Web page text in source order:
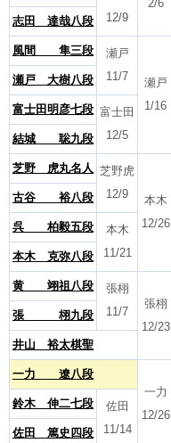
2/6
12/9
志田 達哉八段
風間 隼三段
瀬戸
11/7
瀬戸
1/16
瀬戸 大樹八段
富士田明彦七段 富士田
12/5
結城 聡九段
芝野 虎丸名人 芝野虎
12/9
本木
12/26
古谷 裕八段
呉 柏毅五段
本木
11/21
本木 克弥八段
黄 翊祖八段
張栩
11/7
張栩
12/23
張 栩九段
井山 裕太棋聖
一力 遼八段
一力
12/26
鈴木 伸二七段
佐田
11/14
佐田 篤史四段